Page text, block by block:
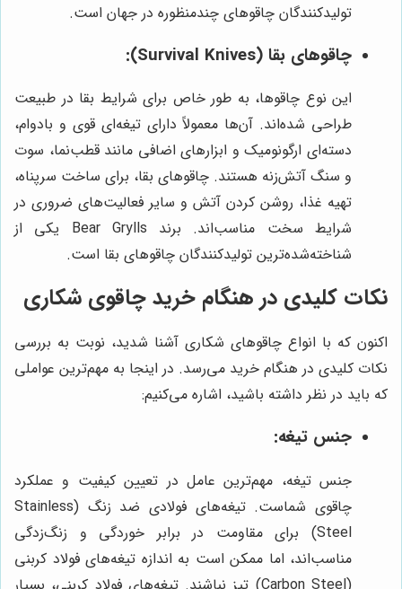
تولیدکنندگان چاقوهای چندمنظوره در جهان است.
چاقوهای بقا (Survival Knives):
این نوع چاقوها، به طور خاص برای شرایط بقا در طبیعت
طراحی شده‌اند. آن‌ها معمولاً دارای تیغه‌ای قوی و بادوام،
دسته‌ای ارگونومیک و ابزارهای اضافی مانند قطب‌نما، سوت
و سنگ آتش‌زنه هستند. چاقوهای بقا، برای ساخت سرپناه،
تهیه غذا، روشن کردن آتش و سایر فعالیت‌های ضروری در
شرایط سخت مناسب‌اند. برند Bear Grylls یکی از
شناخته‌شده‌ترین تولیدکنندگان چاقوهای بقا است.
نکات کلیدی در هنگام خرید چاقوی شکاری
اکنون که با انواع چاقوهای شکاری آشنا شدید، نوبت به بررسی
نکات کلیدی در هنگام خرید می‌رسد. در اینجا به مهم‌ترین عواملی
که باید در نظر داشته باشید، اشاره می‌کنیم:
جنس تیغه:
جنس تیغه، مهم‌ترین عامل در تعیین کیفیت و عملکرد
چاقوی شماست. تیغه‌های فولادی ضد زنگ (Stainless
Steel) برای مقاومت در برابر خوردگی و زنگ‌زدگی
مناسب‌اند، اما ممکن است به اندازه تیغه‌های فولاد کربنی